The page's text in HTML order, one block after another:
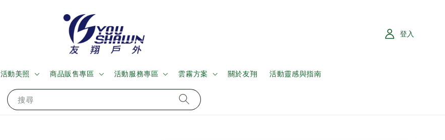
搜尋
活動美照 商品販售專區 活動服務專區 雲霧方案 關於友翔 活動靈感與指南
登入